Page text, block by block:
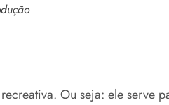
Ou seja: ele serve